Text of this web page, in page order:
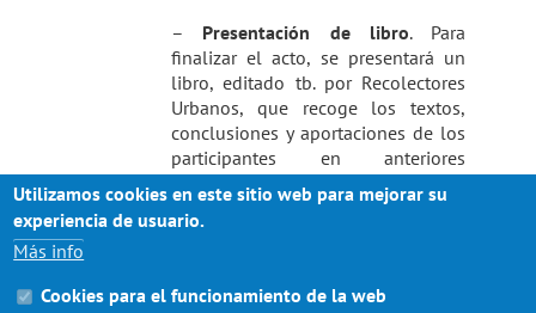
– Presentación de libro. Para
finalizar el acto, se presentará un
libro, editado tb. por Recolectores
Urbanos, que recoge los textos,
conclusiones y aportaciones de los
participantes en anteriores
ediciones del Curso de fotografía y
arquitectura que lleva años
desarrollandose en este
NOTA: A los asistentes se les
Utilizamos cookies en este sitio web para mejorar su
experiencia de usuario.
Más info
Cookies para el funcionamiento de la web